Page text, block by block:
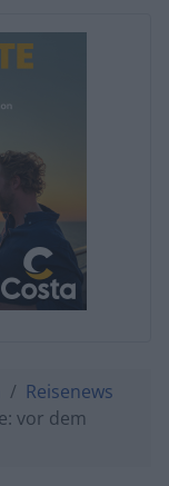
Reisenews
vor dem